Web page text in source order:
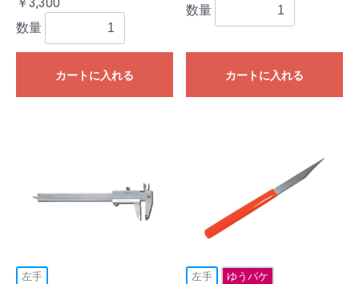
数量
カートに入れる
数量
カートに入れる
左手 左手 ゆうパケ